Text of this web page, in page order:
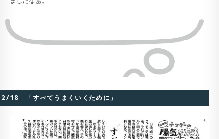
2/18 「すべてうまくいくために」